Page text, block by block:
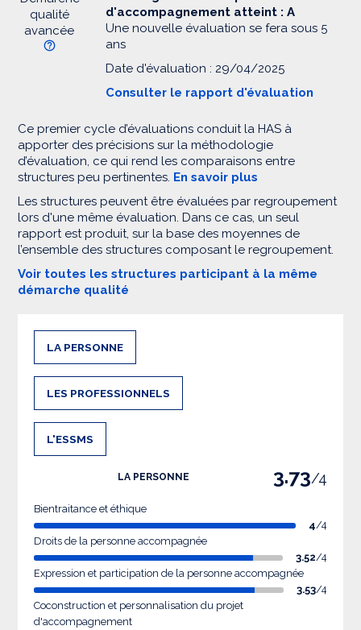
qualité
avancée
d'accompagnement atteint : A
Une nouvelle évaluation se fera sous 5
ans
Date d'évaluation : 29/04/2025
Consulter le rapport d'évaluation
Ce premier cycle d’évaluations conduit la HAS à
apporter des précisions sur la méthodologie
d’évaluation, ce qui rend les comparaisons entre
structures peu pertinentes. En savoir plus
Les structures peuvent être évaluées par regroupement
lors d'une même évaluation. Dans ce cas, un seul
rapport est produit, sur la base des moyennes de
l’ensemble des structures composant le regroupement.
Voir toutes les structures participant à la même
démarche qualité
LA PERSONNE
LES PROFESSIONNELS
L'ESSMS
LA PERSONNE 3.73/4
Bientraitance et éthique
4/4
Droits de la personne accompagnée
3.52/4
Expression et participation de la personne accompagnée
3.53/4
Coconstruction et personnalisation du projet
d'accompagnement